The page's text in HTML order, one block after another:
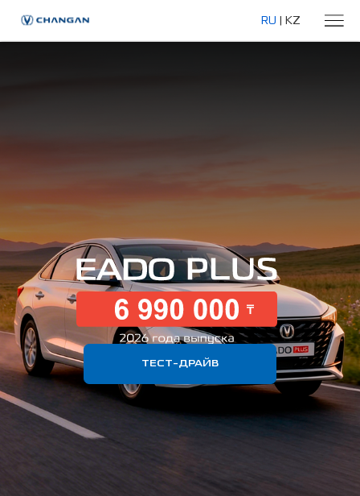
RU | KZ
ТЕСТ-ДРАЙВ